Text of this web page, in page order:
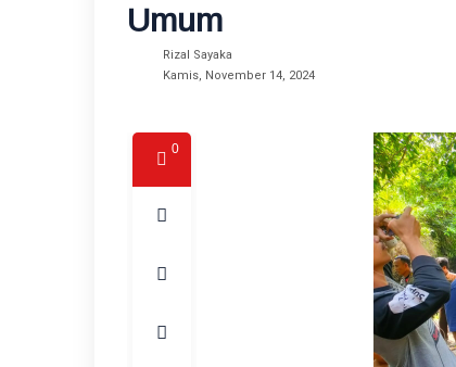
Umum
Rizal Sayaka
Kamis, November 14, 2024
0